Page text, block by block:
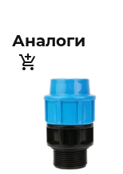
Аналоги